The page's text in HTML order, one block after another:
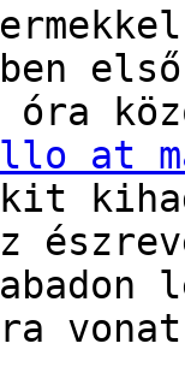
óra
at